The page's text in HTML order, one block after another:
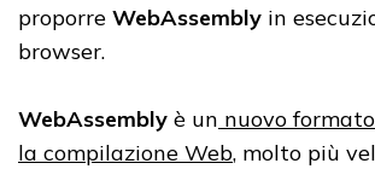
proporre WebAssembly in
browser.
WebAssembly è un nuovo
la compilazione Web, molto più